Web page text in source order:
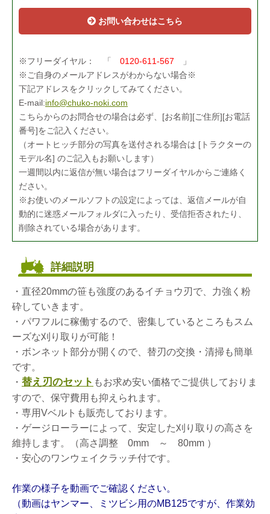
お問い合わせはこちら
※フリーダイヤル： 「 0120-611-567
」
※ご自身のメールアドレスがわからない場合※
下記アドレスをクリックしてみてください。
E-mail:info@chuko-noki.com
こちらからのお問合せの場合は必ず、[お名前][ご住所][お電話
番号]をご記入ください。
（オートヒッチ部分の写真を送付される場合は [トラクターの
モデル名] のご記入もお願いします）
一週間以内に返信が無い場合はフリーダイヤルからご連絡く
ださい。
※お使いのメールソフトの設定によっては、返信メールが自
動的に迷惑メールフォルダに入ったり、受信拒否されたり、
削除されている場合があります。
詳細説明
・直径20mmの笹も強度のあるイチョウ刃で、力強く粉
砕していきます。
・パワフルに稼働するので、密集しているところもスム
ーズな刈り取りが可能！
・ボンネット部分が開くので、替刃の交換・清掃も簡単
です。
・ 替え刃のセット もお求め安い価格でご提供しておりま
すので、保守費用も抑えられます。
・専用Vベルトも販売しております。
・ゲージローラーによって、安定した刈り取りの高さを
維持します。（高さ調整 0mm ～ 80mm ）
・安心のワンウェイクラッチ付です。
作業の様子を動画でご確認ください。
（動画はヤンマー、ミツビシ用のMB125ですが、作業効